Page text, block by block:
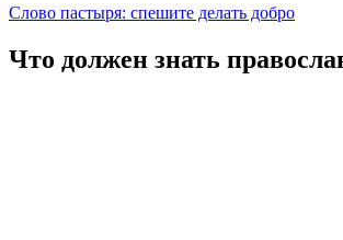
Слово пастыря: спешите делать добро
Что должен знать